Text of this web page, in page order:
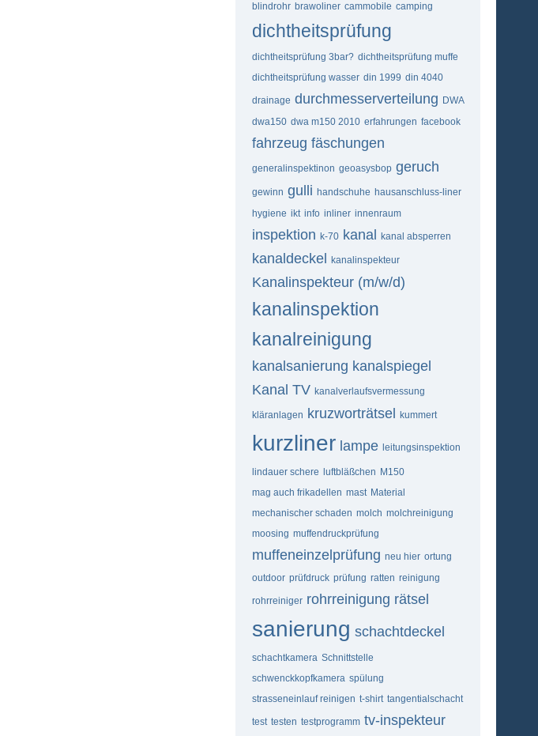
blindrohr brawoliner cammobile camping
dichtheitsprüfung
dichtheitsprüfung 3bar? dichtheitsprüfung muffe
dichtheitsprüfung wasser din 1999 din 4040
drainage durchmesserverteilung DWA
dwa150 dwa m150 2010 erfahrungen facebook
fahrzeug fäschungen
generalinspektinon geoasysbop geruch
gewinn gulli handschuhe hausanschluss-liner
hygiene ikt info inliner innenraum
inspektion k-70 kanal kanal absperren
kanaldeckel kanalinspekteur
Kanalinspekteur (m/w/d)
kanalinspektion
kanalreinigung
kanalsanierung kanalspiegel
Kanal TV kanalverlaufsvermessung
kläranlagen kruzworträtsel kummert
kurzliner lampe leitungsinspektion
lindauer schere luftbläßchen M150
mag auch frikadellen mast Material
mechanischer schaden molch molchreinigung
moosing muffendruckprüfung
muffeneinzelprüfung neu hier ortung
outdoor prüfdruck prüfung ratten reinigung
rohrreiniger rohrreinigung rätsel
sanierung schachtdeckel
schachtkamera Schnittstelle
schwenckkopfkamera spülung
strasseneinlauf reinigen t-shirt tangentialschacht
test testen testprogramm tv-inspekteur